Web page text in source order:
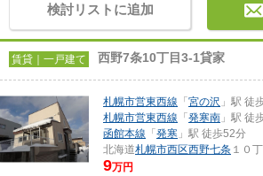
検討リストに追加
賃貸｜一戸建て 西野7条10丁目3-1貸家
札幌市営東西線 「 宮の沢 」駅 徒
札幌市営東西線 「 発寒南 」駅 徒
函館本線 「 発寒 」駅 徒歩52分
北海道札幌市西区西野七条 １０
9万円